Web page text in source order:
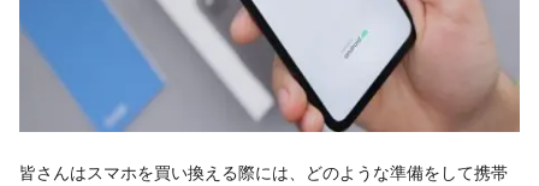
皆さんはスマホを買い換える際には、どのような準備をして携帯